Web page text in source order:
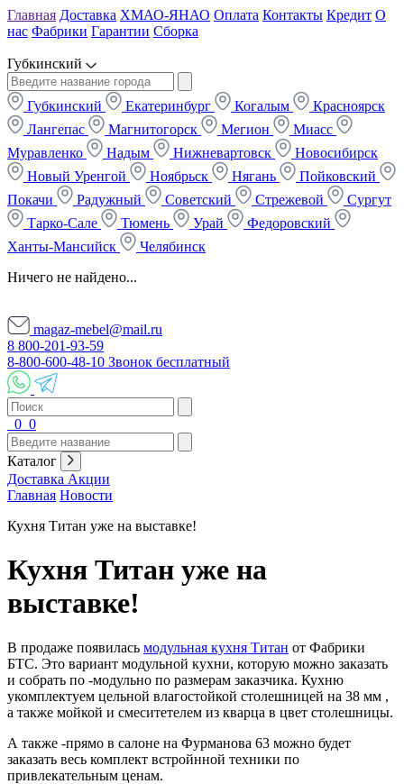
Главная Доставка ХМАО-ЯНАО Оплата Контакты Кредит О
нас Фабрики Гарантии Сборка
Губкинский
Губкинский Екатеринбург Когалым
Красноярск
Лангепас
Магнитогорск Мегион
Миасс
Муравленко
Надым Нижневартовск
Новосибирск
Новый Уренгой
Ноябрьск Нягань
Пойковский
Покачи
Радужный Советский Стрежевой
Сургут
Тарко-Сале
Тюмень Урай
Федоровский
Ханты-Мансийск
Челябинск
Ничего не найдено...
magaz-mebel@mail.ru
8 800-201-93-59
8-800-600-48-10 Звонок бесплатный
0 0
Каталог
Доставка Акции
Главная Новости
Кухня Титан уже на выставке!
Кухня Титан уже на
выставке!
В продаже появилась модульная кухня Титан от Фабрики
БТС. Это вариант модульной кухни, которую можно заказать
и собрать по -модульно по размерам заказчика. Кухню
укомплектуем цельной влагостойкой столешницей на 38 мм ,
а также мойкой и смеситетелем из кварца в цвет столешницы.
А также -прямо в салоне на Фурманова 63 можно будет
заказать весь комплект встройнной техники по
привлекательным ценам.